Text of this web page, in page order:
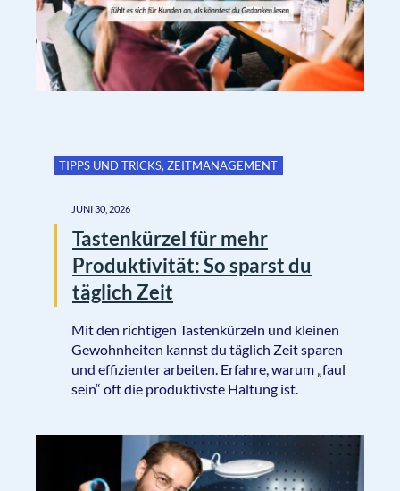
TIPPS UND TRICKS, ZEITMANAGEMENT
JUNI 30, 2026
Tastenkürzel für mehr
Produktivität: So sparst du
täglich Zeit
Mit den richtigen Tastenkürzeln und kleinen
Gewohnheiten kannst du täglich Zeit sparen
und effizienter arbeiten. Erfahre, warum „faul
sein“ oft die produktivste Haltung ist.